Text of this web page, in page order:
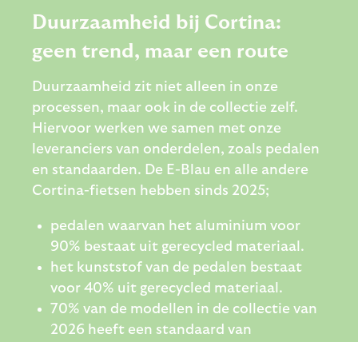
Duurzaamheid bij Cortina:
geen trend, maar een route
Duurzaamheid zit niet alleen in onze
processen, maar ook in de collectie zelf.
Hiervoor werken we samen met onze
leveranciers van onderdelen, zoals pedalen
en standaarden. De E-Blau en alle andere
Cortina-fietsen hebben sinds 2025;
pedalen waarvan het aluminium voor
90% bestaat uit gerecycled materiaal.
het kunststof van de pedalen bestaat
voor 40% uit gerecycled materiaal.
70% van de modellen in de collectie van
2026 heeft een standaard van